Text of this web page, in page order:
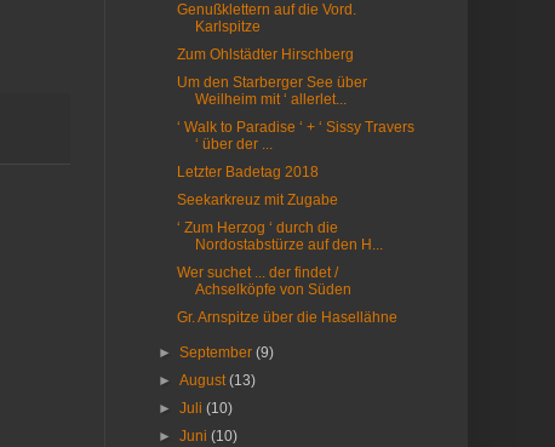
Genußklettern auf die Vord.
Karlspitze
Zum Ohlstädter Hirschberg
Um den Starberger See über
Weilheim mit ‘ allerlet...
‘ Walk to Paradise ‘ + ‘ Sissy Travers
‘ über der ...
Letzter Badetag 2018
Seekarkreuz mit Zugabe
‘ Zum Herzog ‘ durch die
Nordostabstürze auf den H...
Wer suchet ... der findet /
Achselköpfe von Süden
Gr. Arnspitze über die Hasellähne
►September(9)
►August(13)
►Juli(10)
►Juni(10)